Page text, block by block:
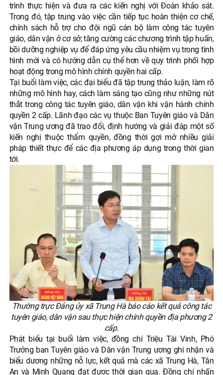
trình thực hiện và đưa ra các kiến nghị với Đoàn khảo sát.
Trong đó, tập trung vào việc cần tiếp tục hoàn thiện cơ chế,
chính sách hỗ trợ cho đội ngũ cán bộ làm công tác tuyên
giáo, dân vận ở cơ sở; tăng cường các chương trình tập huấn,
bồi dưỡng nghiệp vụ để đáp ứng yêu cầu nhiệm vụ trong tình
hình mới và có hướng dẫn cụ thể hơn về quy trình phối hợp
hoạt động trong mô hình chính quyền hai cấp.
Tại buổi làm việc, các đại biểu đã tập trung thảo luận, làm rõ
những mô hình hay, cách làm sáng tạo cũng như những nút
thắt trong công tác tuyên giáo, dân vận khi vận hành chính
quyền 2 cấp. Lãnh đạo các vụ thuộc Ban Tuyên giáo và Dân
vận Trung ương đã trao đổi, định hướng và giải đáp một số
kiến nghị thuộc thẩm quyền, đồng thời gợi mở nhiều giải
pháp thiết thực để các địa phương áp dụng trong thời gian
tới.
Thường trực Đảng ủy xã Trung Hà báo cáo kết quả công tác
tuyên giáo, dân vận sau thực hiện chính quyền địa phương 2
cấp.
Phát biểu tại buổi làm việc, đồng chí Triệu Tài Vinh, Phó
Trưởng ban Tuyên giáo và Dân vận Trung ương ghi nhận và
biểu dương những nỗ lực, kết quả mà các xã Trung Hà, Tân
An và Minh Quang đạt được thời gian qua. Đồng chí nhấn